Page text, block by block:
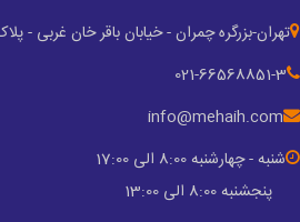
تهران-بزرگره چمران - خیابان باقر خان غربی - پلاک 65-طبقه سوم -
021-66568851-3
info@mehaih.com
شنبه - چهارشنبه 8:00 الی 17:00
پنجشنبه 8:00 الی 13:00